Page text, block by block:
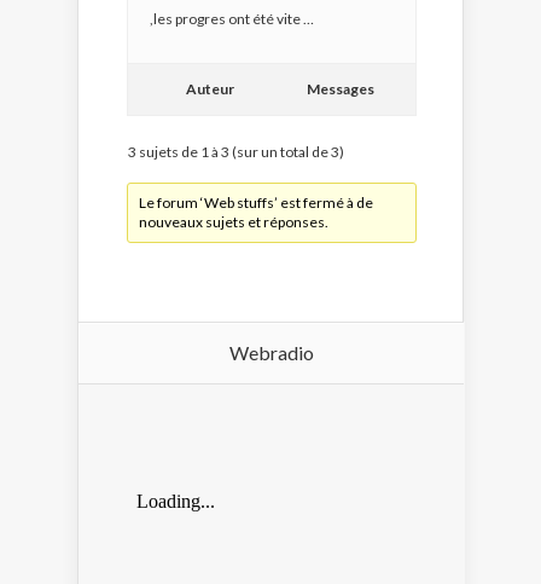
,les progres ont été vite …
Auteur Messages
3 sujets de 1 à 3 (sur un total de 3)
Le forum ‘Web stuffs’ est fermé à de
nouveaux sujets et réponses.
Webradio